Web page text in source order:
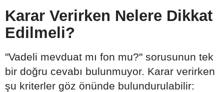
Karar Verirken Nelere Dikkat
Edilmeli?
"Vadeli mevduat mı fon mu?" sorusunun tek
bir doğru cevabı bulunmuyor. Karar verirken
şu kriterler göz önünde bulundurulabilir: